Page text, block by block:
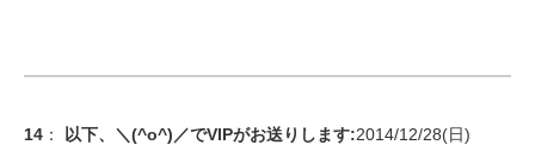
14 ： 以下、＼(^o^)／でVIPがお送りします:2014/12/28(日)